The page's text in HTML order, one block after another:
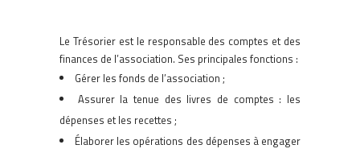
Le Trésorier est le responsable des comptes et des
finances de l’association. Ses principales fonctions :
Gérer les fonds de l’association ;
Assurer la tenue des livres de comptes : les
dépenses et les recettes ;
Élaborer les opérations des dépenses à engager